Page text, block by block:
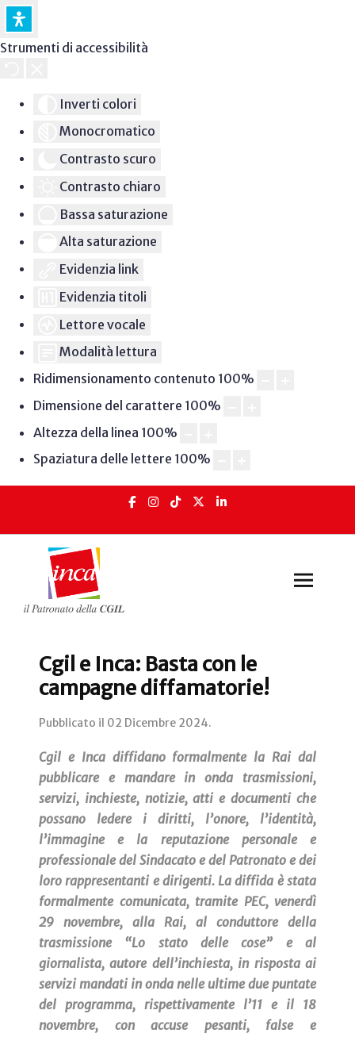
Strumenti di accessibilità
Inverti colori
Monocromatico
Contrasto scuro
Contrasto chiaro
Bassa saturazione
Alta saturazione
Evidenzia link
Evidenzia titoli
Lettore vocale
Modalità lettura
Ridimensionamento contenuto 100%
Dimensione del carattere 100%
Altezza della linea 100%
Spaziatura delle lettere 100%
Cgil e Inca: Basta con le
campagne diffamatorie!
Pubblicato il 02 Dicembre 2024.
Cgil e Inca diffidano formalmente la Rai dal
pubblicare e mandare in onda trasmissioni,
servizi, inchieste, notizie, atti e documenti che
possano ledere i diritti, l’onore, l’identità,
l’immagine e la reputazione personale e
professionale del Sindacato e del Patronato e dei
loro rappresentanti e dirigenti. La diffida è stata
formalmente comunicata, tramite PEC, venerdì
29 novembre, alla Rai, al conduttore della
trasmissione “Lo stato delle cose” e al
giornalista, autore dell’inchiesta, in risposta ai
servizi mandati in onda nelle ultime due puntate
del programma, rispettivamente l’11 e il 18
novembre, con accuse pesanti, false e